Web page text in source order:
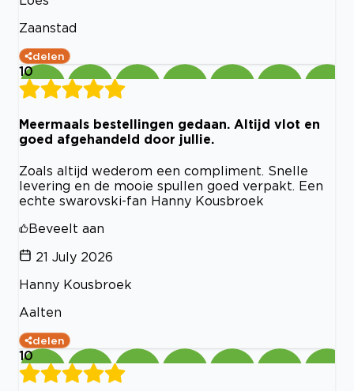
Zaanstad
delen
10
Meermaals bestellingen gedaan. Altijd vlot en
goed afgehandeld door jullie.
Zoals altijd wederom een compliment. Snelle
levering en de mooie spullen goed verpakt. Een
echte swarovski-fan Hanny Kousbroek
Beveelt aan
21 July 2026
Hanny Kousbroek
Aalten
delen
10